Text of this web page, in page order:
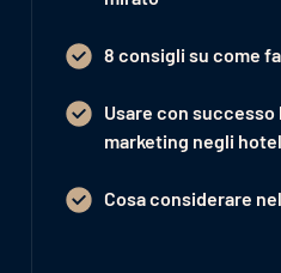
8 consigli su come
Usare con successo
marketing negli hotel
Cosa considerare